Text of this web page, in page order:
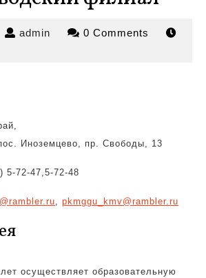
admin admin 0 Comments
Иноземцево, пр. Свободы, 13
5-72-47,5-72-48
, pkmggu_kmv@rambler.ru
осуществляет образовательную